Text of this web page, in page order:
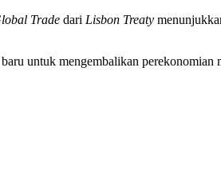
Trade dari Lisbon Treaty
untuk mengembalikan perekonomian